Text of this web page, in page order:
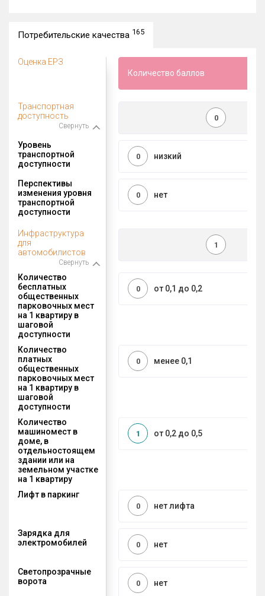
Потребительские качества 165
Оценка ЕРЗ
Количество баллов
Транспортная
доступность
Свернуть
0
Уровень
транспортной
доступности
низкий
0
Перспективы
изменения уровня
транспортной
доступности
нет
0
Инфраструктура
для
автомобилистов
Свернуть
1
Количество
бесплатных
общественных
парковочных мест
на 1 квартиру в
шаговой
доступности
от 0,1 до 0,2
0
Количество
платных
общественных
парковочных мест
на 1 квартиру в
шаговой
доступности
менее 0,1
0
Количество
машиномест в
доме, в
отдельностоящем
здании или на
земельном участке
на 1 квартиру
от 0,2 до 0,5
1
Лифт в паркинг
нет лифта
0
Зарядка для
электромобилей
нет
0
Светопрозрачные
ворота
нет
0